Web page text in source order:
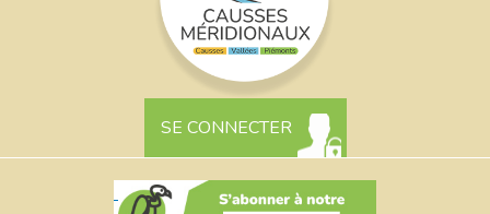
SE CONNECTER